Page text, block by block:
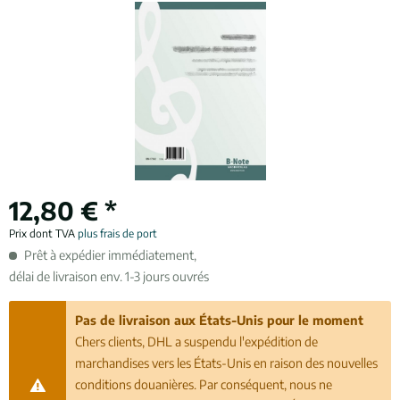
12,80 € *
Prix dont TVA plus frais de port
Prêt à expédier immédiatement,
délai de livraison env. 1-3 jours ouvrés
Pas de livraison aux États-Unis pour le moment
Chers clients, DHL a suspendu l'expédition de
marchandises vers les États-Unis en raison des nouvelles
conditions douanières. Par conséquent, nous ne